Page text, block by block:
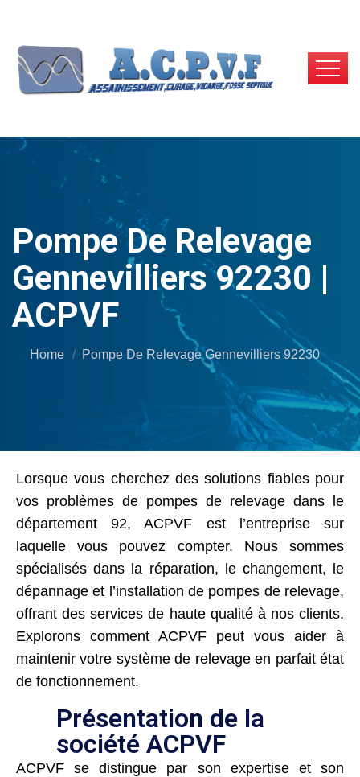
Pompe De Relevage
Gennevilliers 92230 |
ACPVF
Home Pompe De Relevage Gennevilliers 92230
Lorsque vous cherchez des solutions fiables pour
vos problèmes de pompes de relevage dans le
département 92, ACPVF est l’entreprise sur
laquelle vous pouvez compter. Nous sommes
spécialisés dans la réparation, le changement, le
dépannage et l’installation de pompes de relevage,
offrant des services de haute qualité à nos clients.
Explorons comment ACPVF peut vous aider à
maintenir votre système de relevage en parfait état
de fonctionnement.
Présentation de la
société ACPVF
ACPVF se distingue par son expertise et son